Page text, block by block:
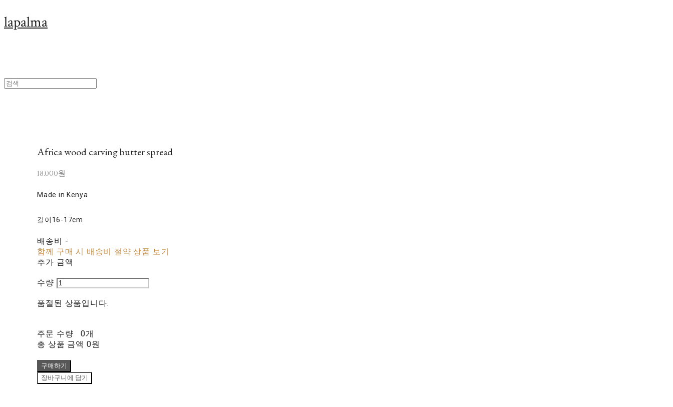
lapalma
Africa wood carving butter spread
18,000원
Made in Kenya
길이16-17cm
배송비 -
함께 구매 시 배송비 절약 상품 보기
추가 금액
수량
품절된 상품입니다.
주문 수량
0개
총 상품 금액 0원
구매하기
장바구니에 담기